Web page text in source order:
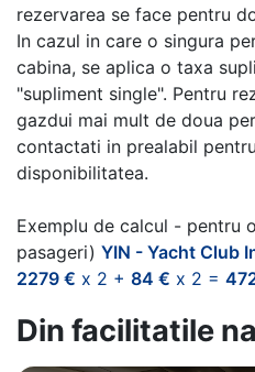
rezervarea se face pentru
In cazul in care o singura
cabina, se aplica o taxa
"supliment single". Pentru
gazdui mai mult de doua
contactati in prealabil
disponibilitatea.
Exemplu de calcul - pentru
pasageri) YIN - Yacht Club
2279 € x 2 + 84 € x 2 =
Din facilitatile